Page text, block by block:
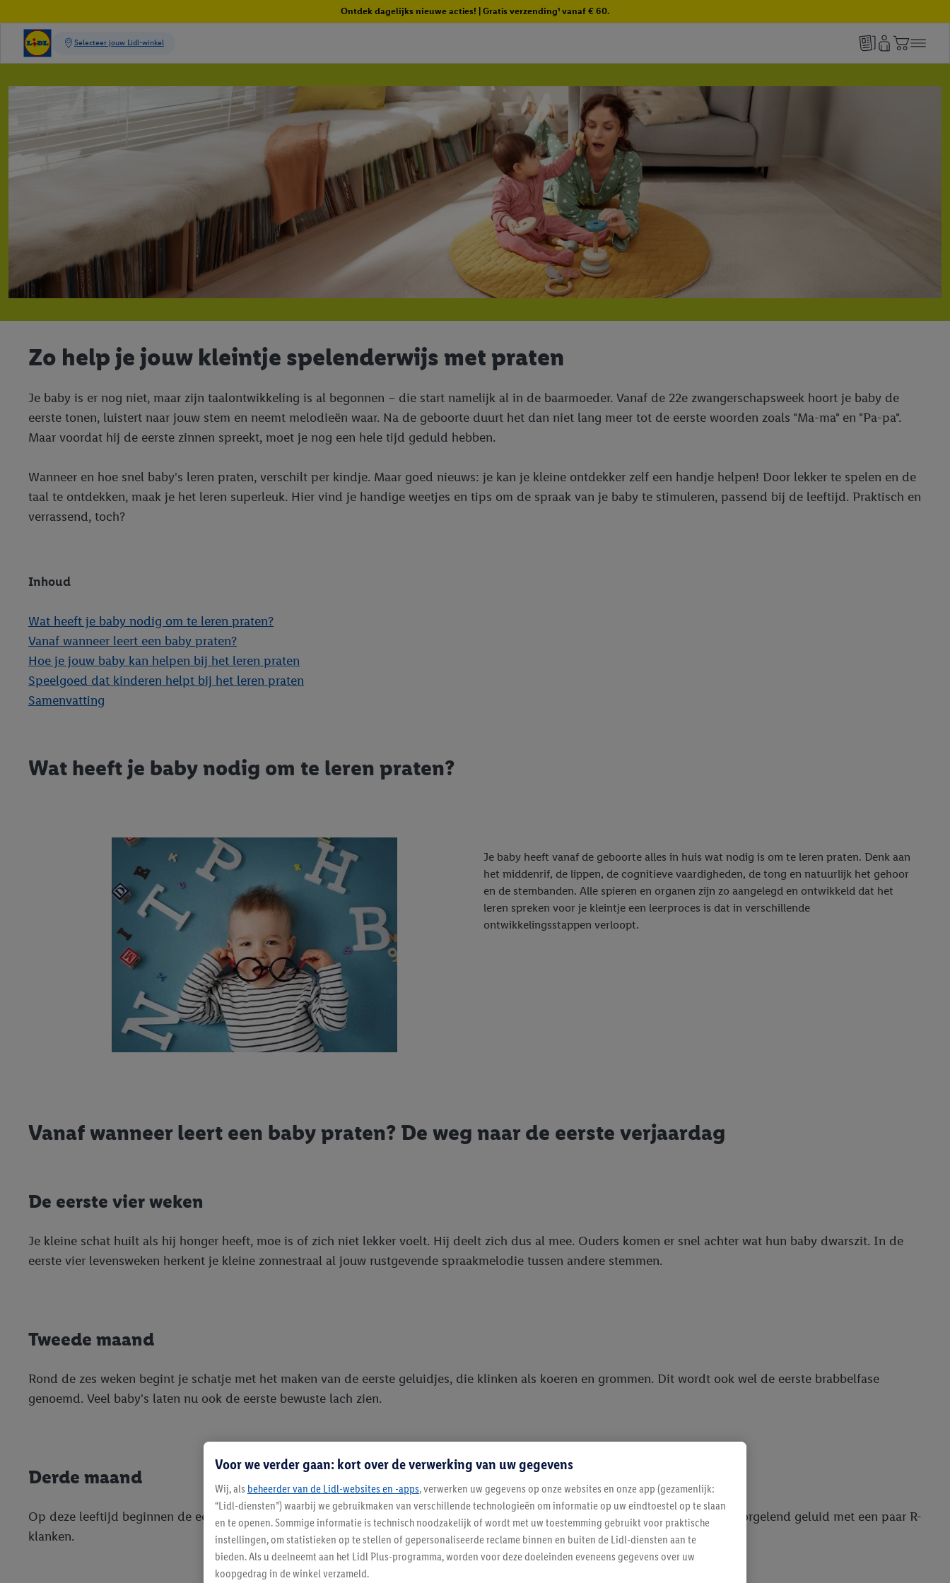
Ontdek dagelijks nieuwe acties! | Gratis verzending¹ vanaf € 60.
Zo help je jouw kleintje spelenderwijs met praten
Je baby is er nog niet, maar zijn taalontwikkeling is al begonnen – die start namelijk al in de baarmoeder. Vanaf de 22e zwangerschapsweek hoort je baby de
eerste tonen, luistert naar jouw stem en neemt melodieën waar. Na de geboorte duurt het dan niet lang meer tot de eerste woorden zoals "Ma-ma" en "Pa-pa".
Maar voordat hij de eerste zinnen spreekt, moet je nog een hele tijd geduld hebben.
Wanneer en hoe snel baby's leren praten, verschilt per kindje. Maar goed nieuws: je kan je kleine ontdekker zelf een handje helpen! Door lekker te spelen en de
taal te ontdekken, maak je het leren superleuk. Hier vind je handige weetjes en tips om de spraak van je baby te stimuleren, passend bij de leeftijd. Praktisch en
verrassend, toch?
Inhoud
Wat heeft je baby nodig om te leren praten?
Vanaf wanneer leert een baby praten?
Hoe je jouw baby kan helpen bij het leren praten
Speelgoed dat kinderen helpt bij het leren praten
Samenvatting
Wat heeft je baby nodig om te leren praten?
Je baby heeft vanaf de geboorte alles in huis wat nodig is om te leren praten. Denk aan
het middenrif, de lippen, de cognitieve vaardigheden, de tong en natuurlijk het gehoor
en de stembanden. Alle spieren en organen zijn zo aangelegd en ontwikkeld dat het
leren spreken voor je kleintje een leerproces is dat in verschillende
ontwikkelingsstappen verloopt.
Vanaf wanneer leert een baby praten? De weg naar de eerste verjaardag
De eerste vier weken
Je kleine schat huilt als hij honger heeft, moe is of zich niet lekker voelt. Hij deelt zich dus al mee. Ouders komen er snel achter wat hun baby dwarszit. In de
eerste vier levensweken herkent je kleine zonnestraal al jouw rustgevende spraakmelodie tussen andere stemmen.
Tweede maand
Rond de zes weken begint je schatje met het maken van de eerste geluidjes, die klinken als koeren en grommen. Dit wordt ook wel de eerste brabbelfase
genoemd. Veel baby's laten nu ook de eerste bewuste lach zien.
Derde maand
Op deze leeftijd beginnen de eerste keelklanken. De tong glijdt naar achteren in de mond en het onbewuste koeren wordt een gorgelend geluid met een paar R-
klanken.
Voor we verder gaan: kort over de verwerking van uw gegevens
Wij, als beheerder van de Lidl-websites en -apps, verwerken uw gegevens op onze websites en onze app (gezamenlijk:
“Lidl-diensten”) waarbij we gebruikmaken van verschillende technologieën om informatie op uw eindtoestel op te slaan
en te openen. Sommige informatie is technisch noodzakelijk of wordt met uw toestemming gebruikt voor praktische
instellingen, om statistieken op te stellen of gepersonaliseerde reclame binnen en buiten de Lidl-diensten aan te
bieden. Als u deelneemt aan het Lidl Plus-programma, worden voor deze doeleinden eveneens gegevens over uw
koopgedrag in de winkel verzameld.